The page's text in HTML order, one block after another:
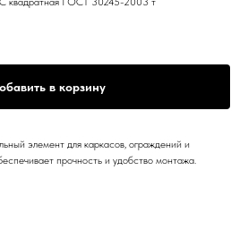
в корзину
элемент для каркасов, ограждений и
прочность и удобство монтажа.